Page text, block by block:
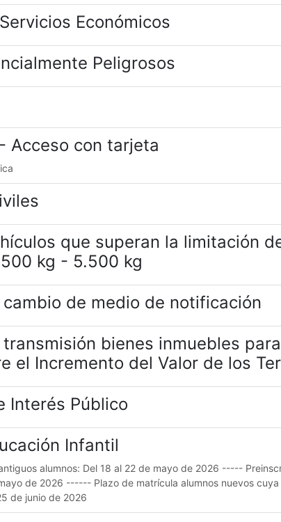
Económicos
Peligrosos
Acceso con tarjeta
que superan la limitación
kg - 5.500 kg
de medio de notificación
bienes inmuebles
el Incremento del Valor de los
Interés Público
Infantil
alumnos: Del 18 al 22 de mayo de 2026 -----
de 2026 ------ Plazo de matrícula alumnos nuevos
de junio de 2026